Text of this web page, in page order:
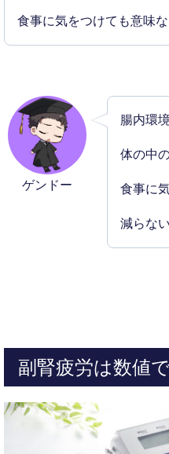
食事に気をつけても意味な
ゲンドー
腸内環
体の中
食事に
減らな
副腎疲労は数値